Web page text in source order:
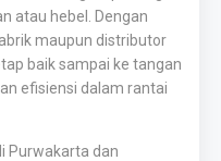
atau hebel. Dengan
maupun distributor
baik sampai ke tangan
efisiensi dalam rantai
Purwakarta dan